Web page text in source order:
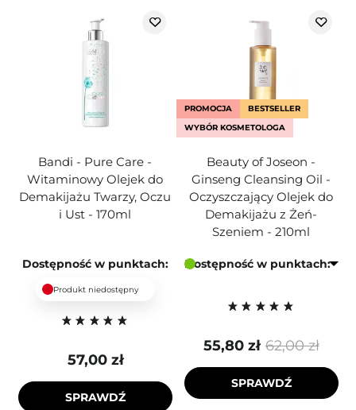
Bandi - Pure Care -
Witaminowy Olejek do
Demakijażu Twarzy, Oczu
i Ust - 170ml
Dostępność w punktach:
Produkt niedostępny
57,00 zł
SPRAWDŹ
PROMOCJA
BESTSELLER
WYBÓR KOSMETOLOGA
Beauty of Joseon -
Ginseng Cleansing Oil -
Oczyszczający Olejek do
Demakijażu z Żeń-
Szeniem - 210ml
Dostępność w punktach:
62,00 zł
55,80 zł
SPRAWDŹ